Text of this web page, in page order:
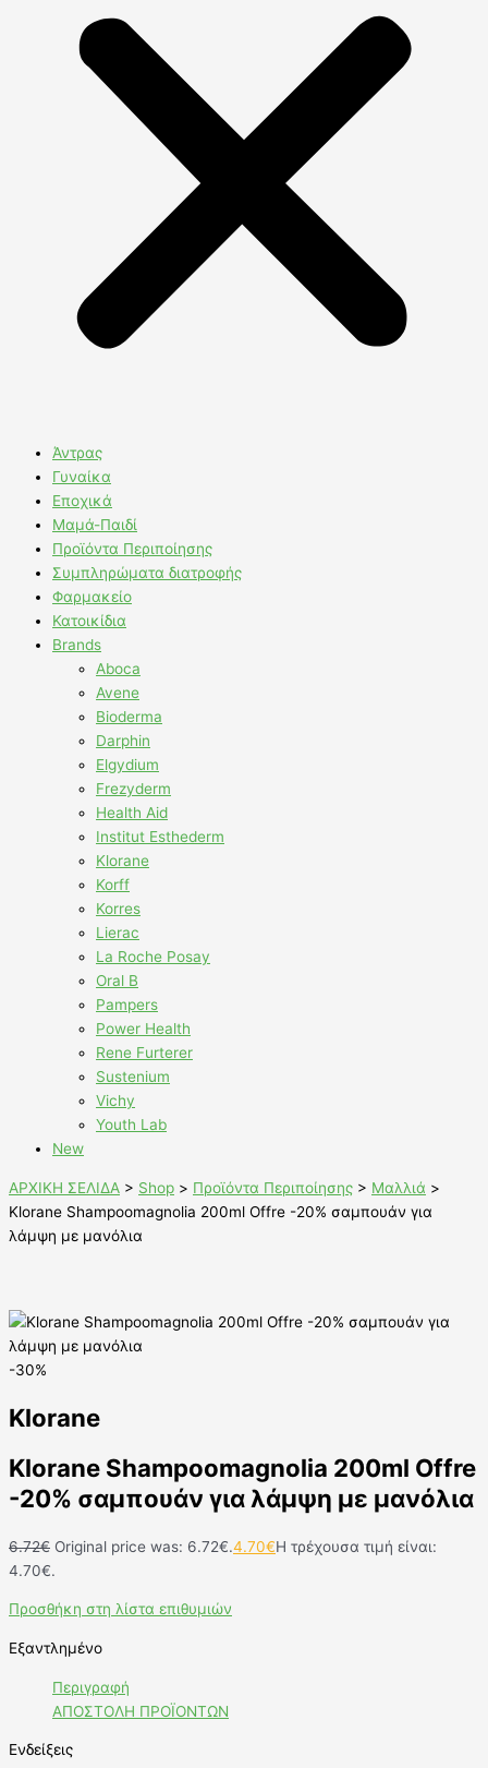
Άντρας
Γυναίκα
Εποχικά
Μαμά-Παιδί
Προϊόντα Περιποίησης
Συμπληρώματα διατροφής
Φαρμακείο
Κατοικίδια
Brands
Aboca
Avene
Bioderma
Darphin
Elgydium
Frezyderm
Health Aid
Institut Esthederm
Klorane
Korff
Korres
Lierac
La Roche Posay
Oral B
Pampers
Power Health
Rene Furterer
Sustenium
Vichy
Youth Lab
New
ΑΡΧΙΚΗ ΣΕΛΙΔΑ > Shop > Προϊόντα Περιποίησης > Μαλλιά >
Klorane Shampoomagnolia 200ml Offre -20% σαμπουάν για
λάμψη με μανόλια
-30%
Klorane
Klorane Shampoomagnolia 200ml Offre
-20% σαμπουάν για λάμψη με μανόλια
6.72€ Original price was: 6.72€.4.70€Η τρέχουσα τιμή είναι:
4.70€.
Προσθήκη στη λίστα επιθυμιών
Εξαντλημένο
Περιγραφή
ΑΠΟΣΤΟΛΗ ΠΡΟΪΟΝΤΩΝ
Ενδείξεις